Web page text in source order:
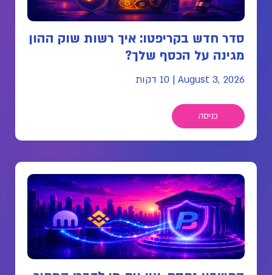
סדר חדש בקריפטו: איך רשות שוק ההון
מגינה על הכסף שלך?
August 3, 2026
| 10 דקות
כניסה